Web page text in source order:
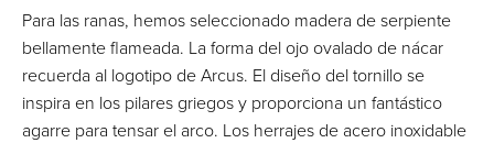
Para las ranas, hemos seleccionado madera de serpiente
bellamente flameada. La forma del ojo ovalado de nácar
recuerda al logotipo de Arcus. El diseño del tornillo se
inspira en los pilares griegos y proporciona un fantástico
agarre para tensar el arco. Los herrajes de acero inoxidable